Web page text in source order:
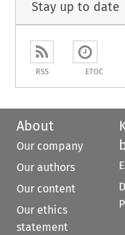
Stay up to date
RSS ETOC
About
Our company
Our authors
Our content
Our ethics
statement